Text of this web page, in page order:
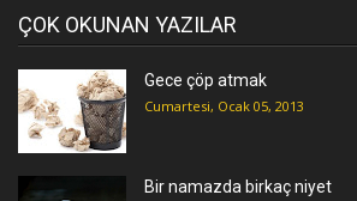
ÇOK OKUNAN YAZILAR
Gece çöp atmak
Cumartesi, Ocak 05, 2013
Bir namazda birkaç niyet